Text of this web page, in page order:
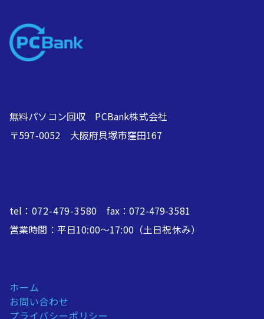
無料パソコン回収 PCBank株式会社
〒597-0052 大阪府貝塚市窪田167
tel： 072-479-3580 fax：072-479-3581
営業時間：平日10:00～17:00（土日祝休み）
ホーム
お問い合わせ
プライバシーポリシー